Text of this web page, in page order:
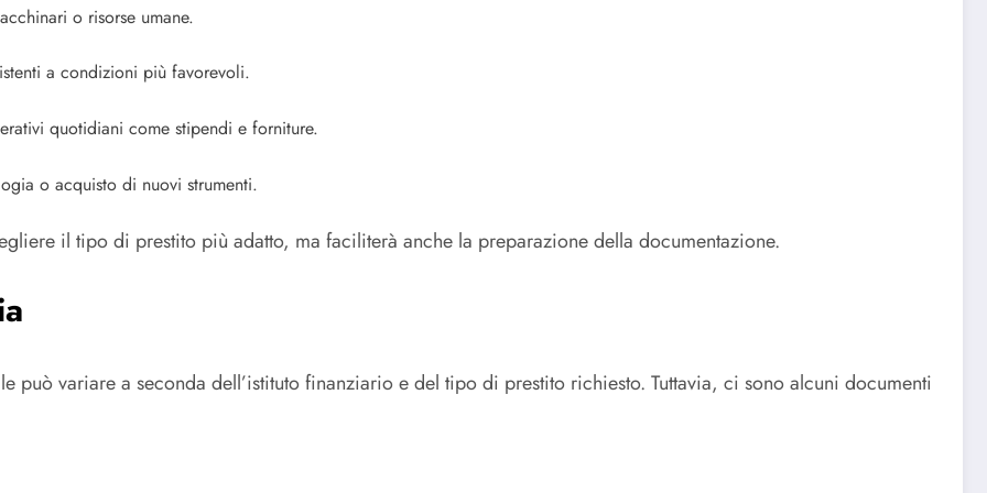
o risorse umane.
a condizioni più favorevoli.
quotidiani come stipendi e forniture.
o acquisto di nuovi strumenti.
il tipo di prestito più adatto, ma faciliterà anche la preparazione della documentazione.
può variare a seconda dell’istituto finanziario e del tipo di prestito richiesto. Tuttavia, ci sono alcuni documenti